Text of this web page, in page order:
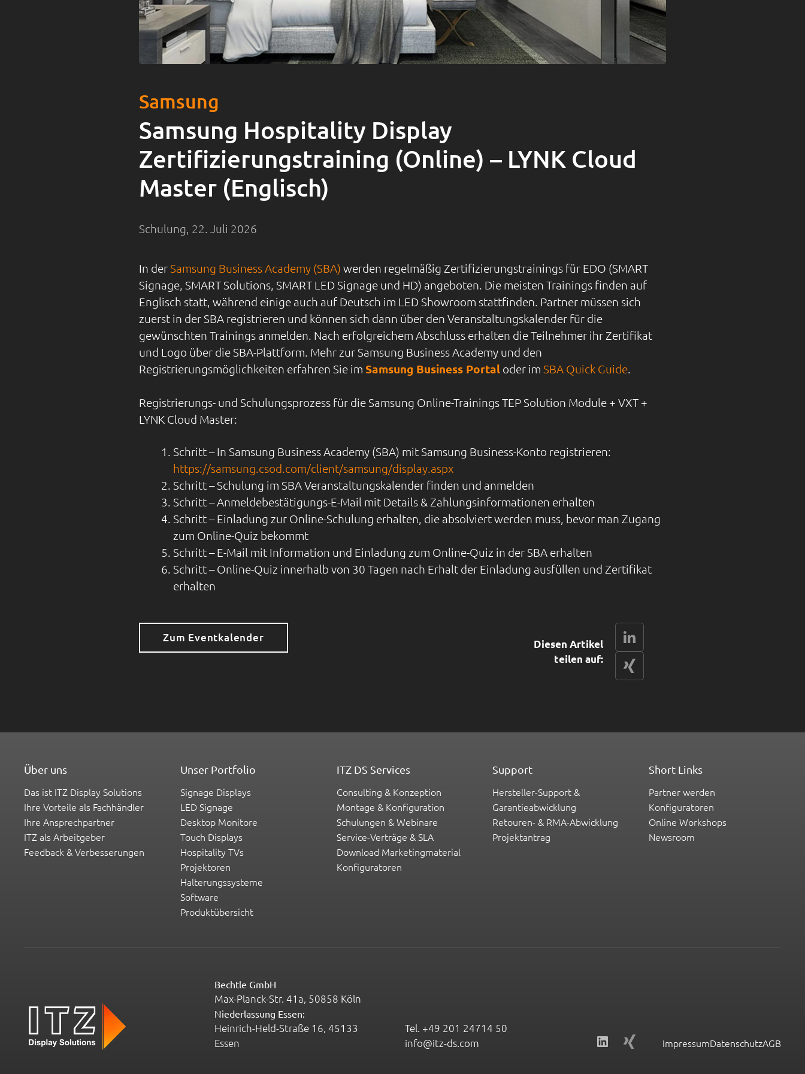
Samsung
Samsung Hospitality Display
Zertifizierungstraining (Online) – LYNK Cloud
Master (Englisch)
Schulung, 22. Juli 2026
In derSamsung Business Academy (SBA) werden regelmäßig Zertifizierungstrainings für EDO (SMART
Signage, SMART Solutions, SMART LED Signage und HD) angeboten. Die meisten Trainings finden auf
Englisch statt, während einige auch auf Deutsch im LED Showroom stattfinden. Partner müssen sich
zuerst in der SBA registrieren und können sich dann über den Veranstaltungskalender für die
gewünschten Trainings anmelden. Nach erfolgreichem Abschluss erhalten die Teilnehmer ihr Zertifikat
und Logo über die SBA-Plattform. Mehr zur Samsung Business Academy und den
Registrierungsmöglichkeiten erfahren Sie im Samsung Business Portal oder im SBA Quick Guide.
Registrierungs- und Schulungsprozess für die Samsung Online-Trainings TEP Solution Module + VXT +
LYNK Cloud Master:
Schritt – In Samsung Business Academy (SBA) mit Samsung Business-Konto registrieren:
https://samsung.csod.com/client/samsung/display.aspx
Schritt – Schulung im SBA Veranstaltungskalender finden und anmelden
Schritt – Anmeldebestätigungs-E-Mail mit Details & Zahlungsinformationen erhalten
Schritt – Einladung zur Online-Schulung erhalten, die absolviert werden muss, bevor man Zugang
zum Online-Quiz bekommt
Schritt – E-Mail mit Information und Einladung zum Online-Quiz in der SBA erhalten
Schritt – Online-Quiz innerhalb von 30 Tagen nach Erhalt der Einladung ausfüllen und Zertifikat
erhalten
Zum Eventkalender
Diesen Artikel
teilen auf:
LinkedIn
xing
Über uns
Das ist ITZ Display Solutions
Ihre Vorteile als Fachhändler
Ihre Ansprechpartner
ITZ als Arbeitgeber
Feedback & Verbesserungen
Unser Portfolio
Signage Displays
LED Signage
Desktop Monitore
Touch Displays
Hospitality TVs
Projektoren
Halterungssysteme
Software
Produktübersicht
ITZ DS Services
Consulting & Konzeption
Montage & Konfiguration
Schulungen & Webinare
Service-Verträge & SLA
Download Marketingmaterial
Konfiguratoren
Support
Hersteller-Support &
Garantieabwicklung
Retouren- & RMA-Abwicklung
Projektantrag
Short Links
Partner werden
Konfiguratoren
Online Workshops
Newsroom
Bechtle GmbH
Max-Planck-Str. 41a, 50858 Köln
Niederlassung Essen:
Heinrich-Held-Straße 16, 45133
Essen
Tel. +49 201 24714 50
info@itz-ds.com
LinkedIn
Link ImpressumDatenschutzAGB